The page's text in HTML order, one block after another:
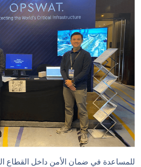
للمساعدة في ضمان الأمن داخل